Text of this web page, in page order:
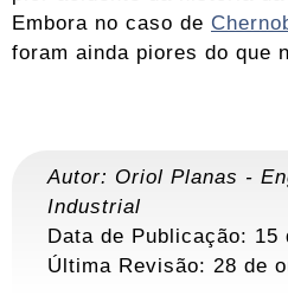
Embora no caso de
foram ainda piores do que
Autor: Oriol Planas -
Industrial
Data de Publicação: 15
Última Revisão: 28 de